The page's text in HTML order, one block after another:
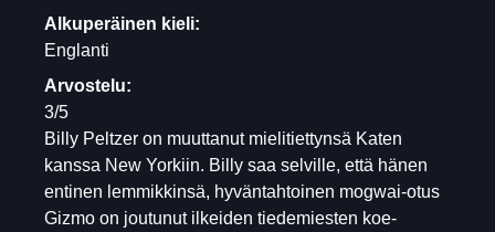
Alkuperäinen kieli:
Englanti
Arvostelu:
3/5
Billy Peltzer on muuttanut mielitiettynsä Katen
kanssa New Yorkiin. Billy saa selville, että hänen
entinen lemmikkinsä, hyväntahtoinen mogwai-otus
Gizmo on joutunut ilkeiden tiedemiesten koe-